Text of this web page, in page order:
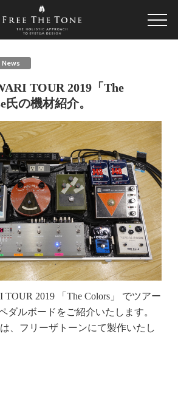
TOUR 2019「The
氏の機材紹介。
TOUR 2019 「The Colors」 でツアー
ダルボードをご紹介いたします。
、フリーザトーンにて製作いたし